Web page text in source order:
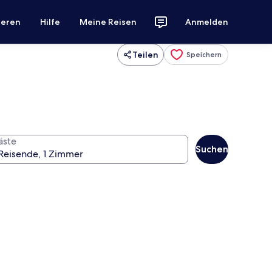
Hilfe Meine Reisen Anmelden
Teilen Speichern
Suchen